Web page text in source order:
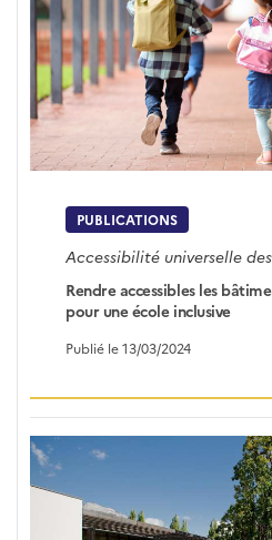
PUBLICATIONS
Accessibilité universelle
Rendre accessibles les
pour une école inclusive
Publié le 13/03/2024